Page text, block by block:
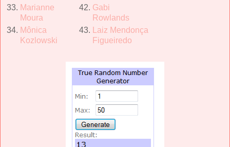
33. Marianne
Moura
42. Gabi
Rowlands
34. Mônica
Kozlowski
43.
Laiz Mendonça
Figueiredo